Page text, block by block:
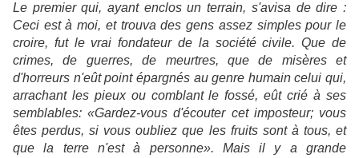
Le premier qui, ayant enclos un terrain, s'avisa de dire :
Ceci est à moi, et trouva des gens assez simples pour le
croire, fut le vrai fondateur de la société civile. Que de
crimes, de guerres, de meurtres, que de misères et
d'horreurs n'eût point épargnés au genre humain celui qui,
arrachant les pieux ou comblant le fossé, eût crié à ses
semblables: «Gardez-vous d'écouter cet imposteur; vous
êtes perdus, si vous oubliez que les fruits sont à tous, et
que la terre n'est à personne». Mais il y a grande